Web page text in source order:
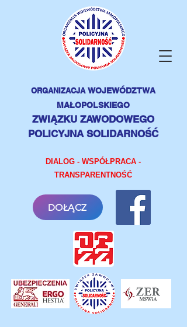
ORGANIZACJAWOJEWÓDZTWA
MAŁOPOLSKIEGO
ZWIĄZKU ZAWODOWEGO
POLICYJNA SOLIDARNOŚĆ
DIALOG - WSPÓŁPRACA -
TRANSPARENTNOŚĆ
DOŁĄCZ